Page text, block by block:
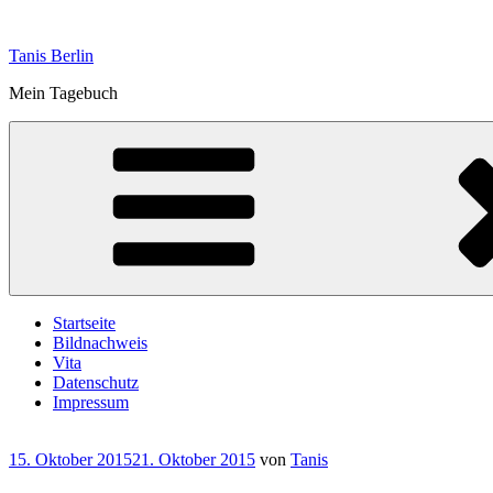
springen
Tanis Berlin
Mein Tagebuch
Startseite
Bildnachweis
Vita
Datenschutz
Impressum
Veröffentlicht
15. Oktober 201521. Oktober 2015 von Tanis